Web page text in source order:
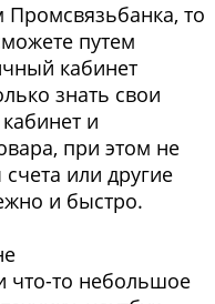
Промсвязьбанка, то
путем
кабинет
знать свои
и
при этом не
или другие
и быстро.
что-то небольшое